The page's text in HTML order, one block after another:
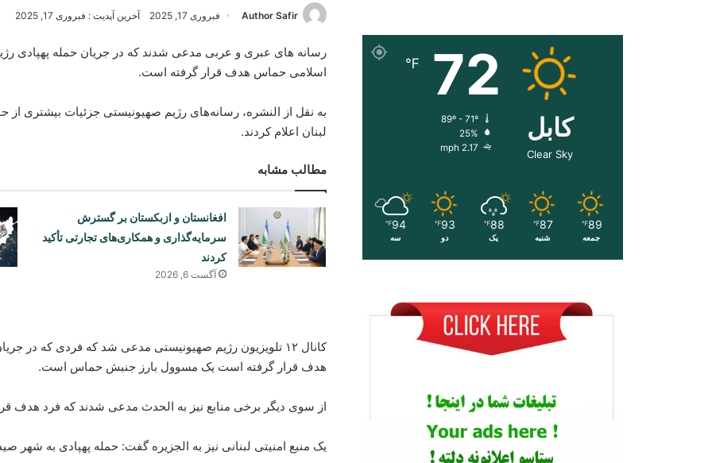
Author Safir فبروری 17, 2025 آخرین آپدیت : فبروری 17, 2025
رسانه های عبری و عربی مدعی شدند که در جریان حمله پهپادی
اسلامی حماس هدف قرار گرفته است.
به نقل از النشره، رسانه‌های رژیم صهیونیستی جزئیات بیشتری از
لبنان اعلام کردند.
مطالب مشابه
افغانستان و ازبکستان بر گسترش
سرمایه‌گذاری و همکاری‌های تجارتی تأکید
کردند
آگست 6, 2026
کانال ۱۲ تلویزیون رژیم صهیونیستی مدعی شد که فردی که در
هدف قرار گرفته است یک مسوول بارز جنبش حماس است.
از سوی دیگر برخی منابع نیز به الحدث مدعی شدند که فرد
یک منبع امنیتی لبنانی نیز به الجزیره گفت: حمله پهپادی به
کابل
Clear Sky
72
℉
25%
2.17 mph
89
℉
جمعه
87
℉
شنبه
88
℉
یک
93
℉
دو
94
℉
سه